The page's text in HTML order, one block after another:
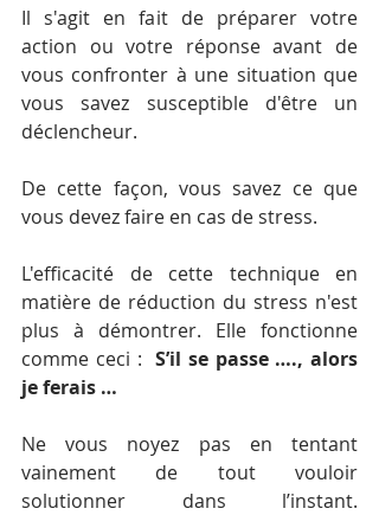
Il s'agit en fait de préparer votre
action ou votre réponse avant de
vous confronter à une situation que
vous savez susceptible d'être un
déclencheur.
De cette façon, vous savez ce que
vous devez faire en cas de stress.
L'efficacité de cette technique en
matière de réduction du stress n'est
plus à démontrer. Elle fonctionne
comme ceci : S’il se passe …., alors
je ferais …
Ne vous noyez pas en tentant
vainement de tout vouloir
solutionner dans l’instant.